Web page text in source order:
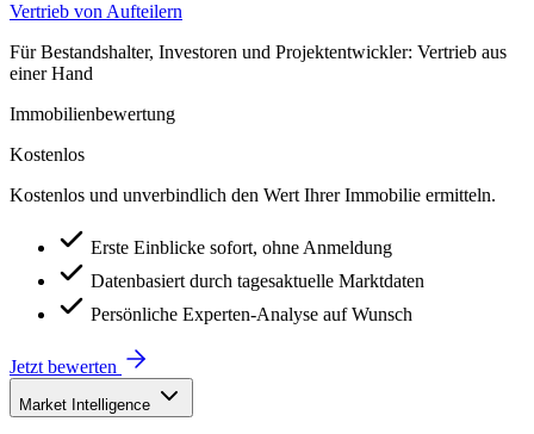
Vertrieb von Aufteilern
Für Bestandshalter, Investoren und Projektentwickler: Vertrieb aus
einer Hand
Immobilienbewertung
Kostenlos
Kostenlos und unverbindlich den Wert Ihrer Immobilie ermitteln.
Erste Einblicke sofort, ohne Anmeldung
Datenbasiert durch tagesaktuelle Marktdaten
Persönliche Experten-Analyse auf Wunsch
Jetzt bewerten
Market Intelligence